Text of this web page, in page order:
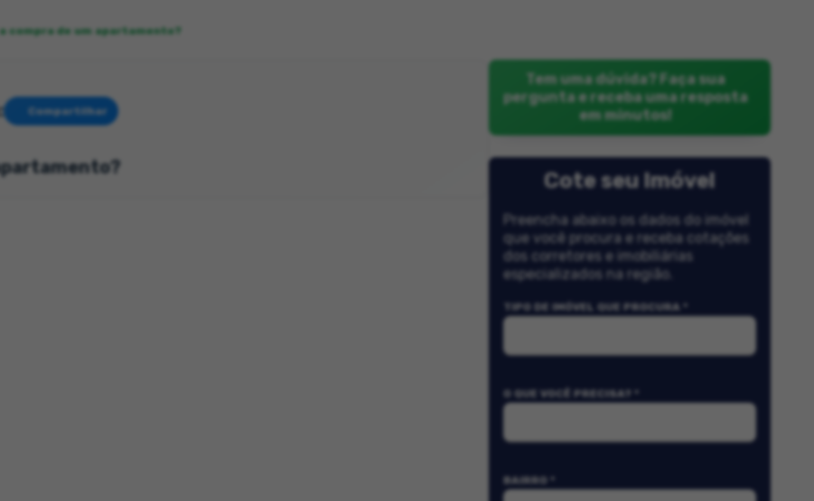
compra de um apartamento?
Compartilhar
Tem uma dúvida? Faça sua
pergunta e receba uma resposta
em minutos!
Cote seu Imóvel
Preencha abaixo os dados do imóvel
que você procura e receba cotações
dos corretores e imobiliárias
especializados na região.
TIPO DE IMÓVEL QUE PROCURA *
O QUE VOCÊ PRECISA? *
BAIRRO *